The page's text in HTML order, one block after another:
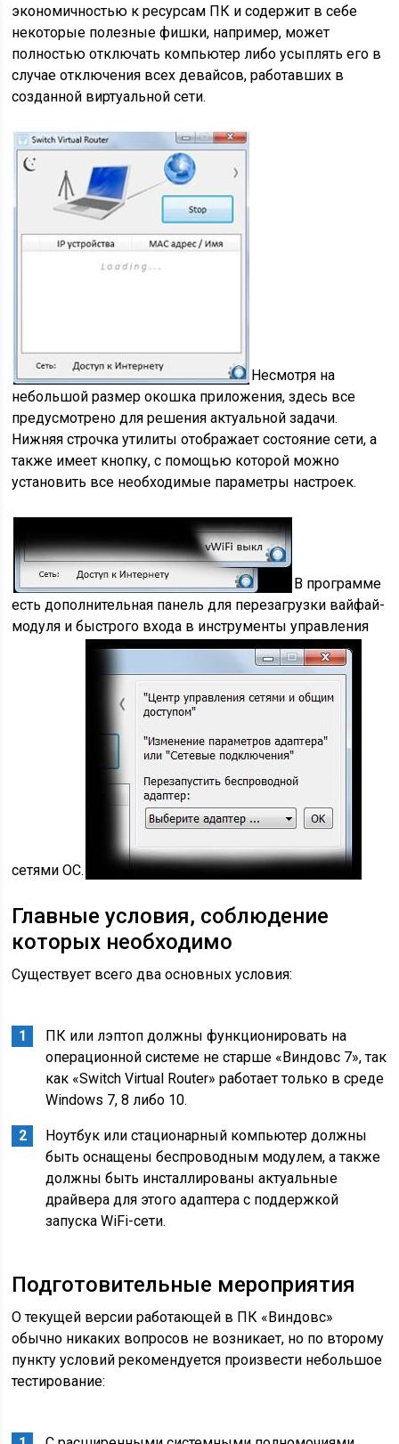
экономичностью к ресурсам ПК и содержит в себе
некоторые полезные фишки, например, может
полностью отключать компьютер либо усыплять его в
случае отключения всех девайсов, работавших в
созданной виртуальной сети.
Несмотря на
небольшой размер окошка приложения, здесь все
предусмотрено для решения актуальной задачи.
Нижняя строчка утилиты отображает состояние сети, а
также имеет кнопку, с помощью которой можно
установить все необходимые параметры настроек.
В программе
есть дополнительная панель для перезагрузки вайфай-
модуля и быстрого входа в инструменты управления
сетями ОС.
Главные условия, соблюдение
которых необходимо
Существует всего два основных условия:
ПК или лэптоп должны функционировать на
операционной системе не старше «Виндовс 7», так
как «Switch Virtual Router» работает только в среде
Windows 7, 8 либо 10.
Ноутбук или стационарный компьютер должны
быть оснащены беспроводным модулем, а также
должны быть инсталлированы актуальные
драйвера для этого адаптера с поддержкой
запуска WiFi-сети.
Подготовительные мероприятия
О текущей версии работающей в ПК «Виндовс»
обычно никаких вопросов не возникает, но по второму
пункту условий рекомендуется произвести небольшое
тестирование: